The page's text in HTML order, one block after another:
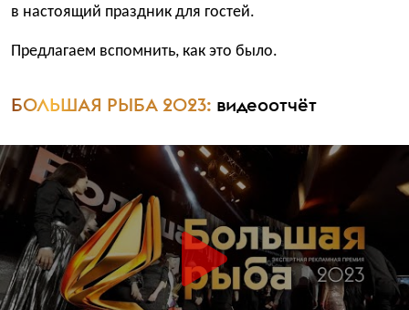
в настоящий праздник для гостей.
Предлагаем вспомнить, как это было.
БОЛЬШАЯ РЫБА 2023: видеоотчёт